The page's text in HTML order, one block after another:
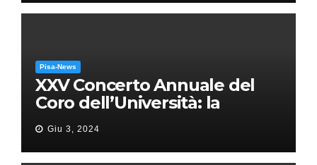
Pisa-News
XXV Concerto Annuale del
Coro dell’Università: la
“Messa in gloria” di Giacomo
Puccini
Giu 3, 2024